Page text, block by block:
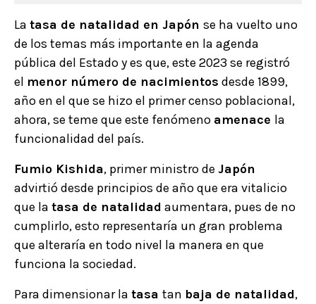
La tasa de natalidad en Japón se ha vuelto uno
de los temas más importante en la agenda
pública del Estado y es que, este 2023 se registró
el menor número de nacimientos desde 1899,
año en el que se hizo el primer censo poblacional,
ahora, se teme que este fenómeno amenace la
funcionalidad del país.
Fumio Kishida, primer ministro de Japón
advirtió desde principios de año que era vitalicio
que la tasa de natalidad aumentara, pues de no
cumplirlo, esto representaría un gran problema
que alteraría en todo nivel la manera en que
funciona la sociedad.
Para dimensionar la tasa tan baja de natalidad,